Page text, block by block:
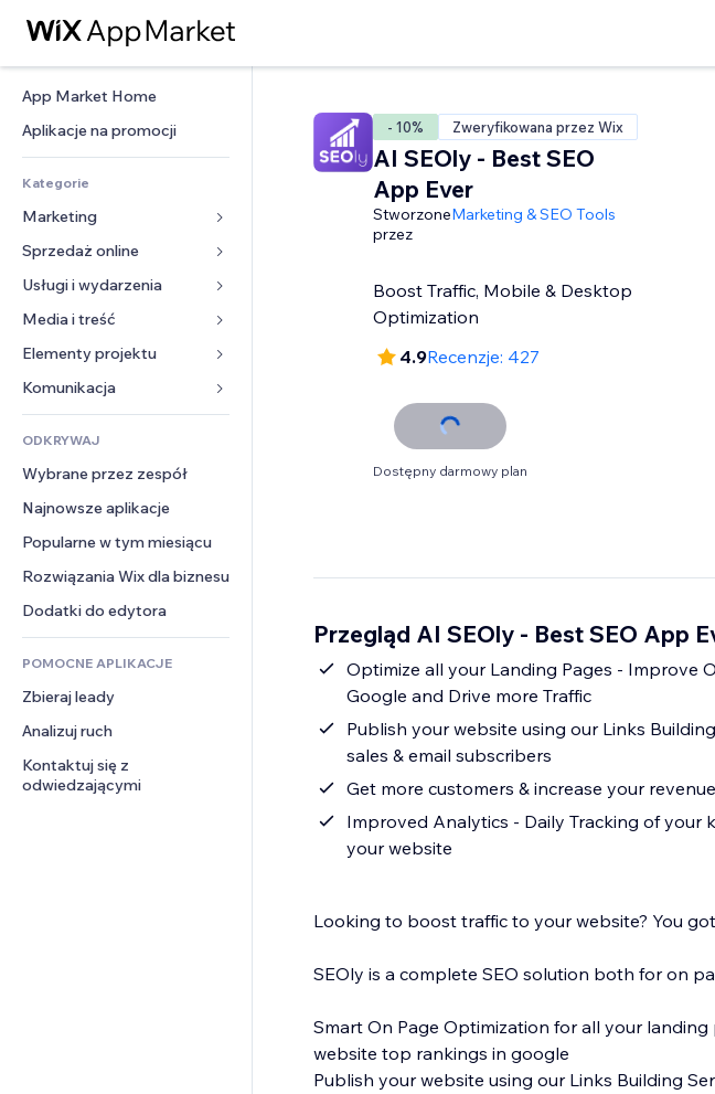
App Market Home
Aplikacje na promocji
Kategorie
Marketing
Reklamy
Smartfon
Analityka
Listy witryn
E-mail
Sprzedaż online
Aplikacje do sklepów
Wysyłka i dostawa
Przyciski sprzedaży
Rachunkowość
Kupony i lojalność
Rozwiązania dla
magazynowania
Dropshipping
Ceny i subskrypcja
Crowdfunding
Żywność i napoje
Usługi i wydarzenia
Hotele
Wydarzenia
Restauracje
Nieruchomości
Rezerwacje
Media i treść
Galeria
Muzyka
Podkasty
Fotografia
Film
PDF
Udostępnianie plików
Wiadomości
Elementy projektu
Mapy i nawigacja
Prywatność i bezpieczeństwo
Zegar
Szablony stron
Efekty obrazu
Przyciski i menu
Banery i odznaki
Kalkulatory
Szukaj
Pogoda
Wykresy i tabele
Formularze
Ankiety
Czat
Komentarze
Telefon
Społeczność
Opinie i polecenia
CRM
ODKRYWAJ
Wybrane przez zespół
Najnowsze aplikacje
Popularne w tym miesiącu
Rozwiązania Wix dla biznesu
Dodatki do edytora
POMOCNE APLIKACJE
Zbieraj leady
Analizuj ruch
Kontaktuj się z
odwiedzającymi
- 10% Zweryfikowana przez Wix
AI SEOly - Best SEO
App Ever
Stworzone
przez
Marketing & SEO Tools
Boost Traffic, Mobile & Desktop
Optimization
4.9Recenzje: 427
Dostępny darmowy plan
Przegląd AI SEOly - Best SEO App
Optimize all your Landing Pages - Improve
Google and Drive more Traffic
Publish your website using our Links
sales & email subscribers
Get more customers & increase your
Improved Analytics - Daily Tracking of
your website
Looking to boost traffic to your website? You
SEOly is a complete SEO solution both for on
Smart On Page Optimization for all your
website top rankings in google
Publish your website using our Links Building